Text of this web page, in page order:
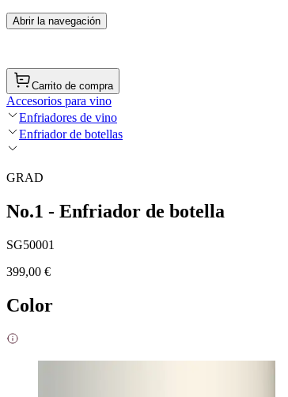
Abrir la navegación
Carrito de compra
Accesorios para vino
Enfriadores de vino
Enfriador de botellas
GRAD
No.1 - Enfriador de botella
SG50001
399,00 €
Color